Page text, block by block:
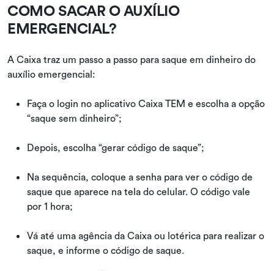
COMO SACAR O AUXÍLIO
EMERGENCIAL?
A Caixa traz um passo a passo para saque em dinheiro do
auxílio emergencial:
Faça o login no aplicativo Caixa TEM e escolha a opção
“saque sem dinheiro”;
Depois, escolha “gerar código de saque”;
Na sequência, coloque a senha para ver o código de
saque que aparece na tela do celular. O código vale
por 1 hora;
Vá até uma agência da Caixa ou lotérica para realizar o
saque, e informe o código de saque.